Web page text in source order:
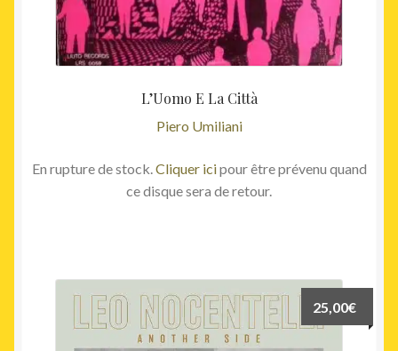
L’Uomo E La Città
Piero Umiliani
En rupture de stock. Cliquer icipour être prévenu quand
ce disque sera de retour.
25,00€